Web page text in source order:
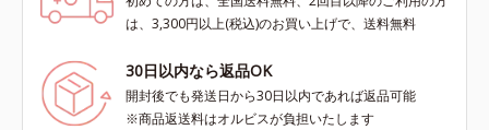
は、3,300円以上(税込)のお買い上げで、送料無料
30日以内なら返品OK
開封後でも発送日から30日以内であれば返品可能
※商品返送料はオルビスが負担いたします